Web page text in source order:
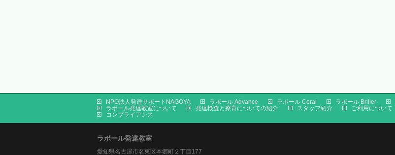
NPO法人発達サポートNAGOYA ラポール Advance ラポール Coral ラポール Briller
ラポール発達教室について
発達検査と療育についての紹介 スタッフ紹介 ご利用について
コンプライアンス
ラポール発達教室
愛知県名古屋市名東区本郷町２丁目177